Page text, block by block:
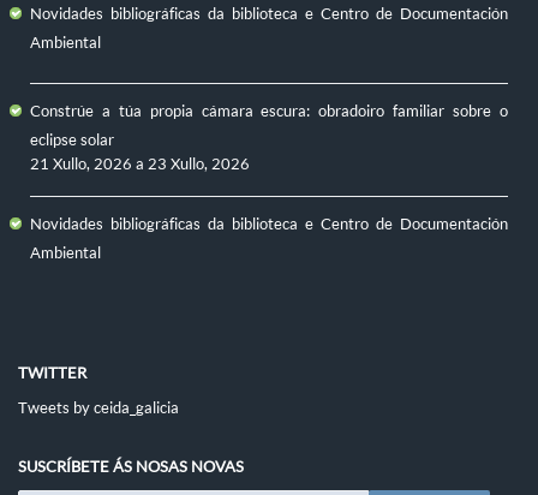
Novidades bibliográficas da biblioteca e Centro de Documentación
Ambiental
Constrúe a túa propia cámara escura: obradoiro familiar sobre o
eclipse solar
21 Xullo, 2026 a 23 Xullo, 2026
Novidades bibliográficas da biblioteca e Centro de Documentación
Ambiental
TWITTER
Tweets by ceida_galicia
SUSCRÍBETE ÁS NOSAS NOVAS